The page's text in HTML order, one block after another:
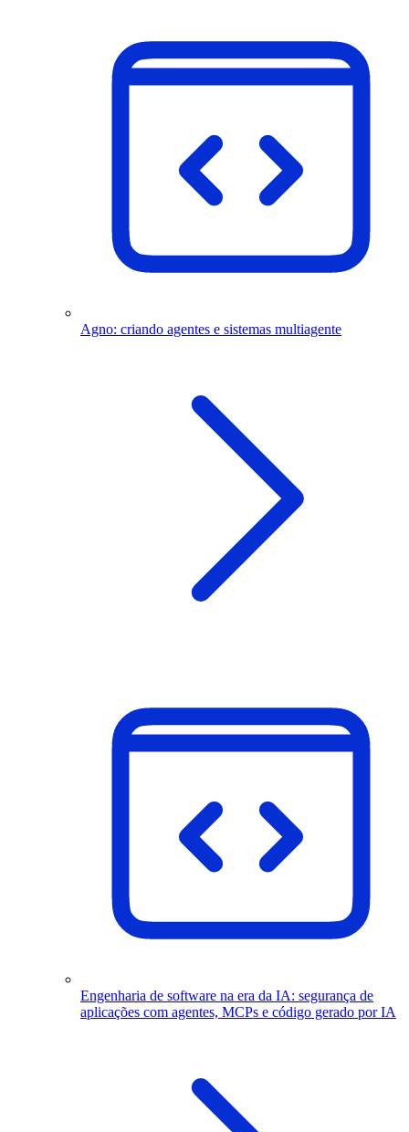
Agno: criando agentes e sistemas multiagente
Engenharia de software na era da IA: segurança de
aplicações com agentes, MCPs e código gerado por IA